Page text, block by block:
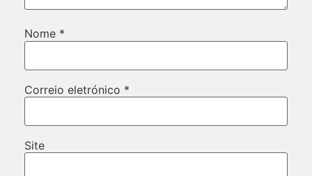
Nome *
Correio eletrónico *
Site